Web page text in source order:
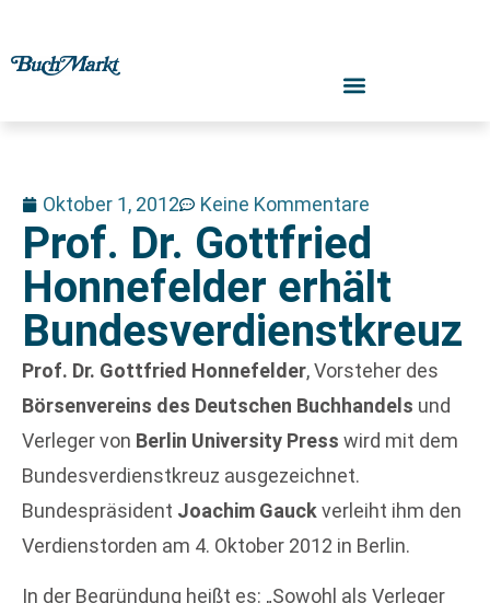
Oktober 1, 2012 Keine Kommentare
Prof. Dr. Gottfried
Honnefelder erhält
Bundesverdienstkreuz
Prof. Dr. Gottfried Honnefelder, Vorsteher des
Börsenvereins des Deutschen Buchhandels und
Verleger von Berlin University Press wird mit dem
Bundesverdienstkreuz ausgezeichnet.
Bundespräsident Joachim Gauckverleiht ihm den
Verdienstorden am 4. Oktober 2012 in Berlin.
In der Begründung heißt es: „Sowohl als Verleger